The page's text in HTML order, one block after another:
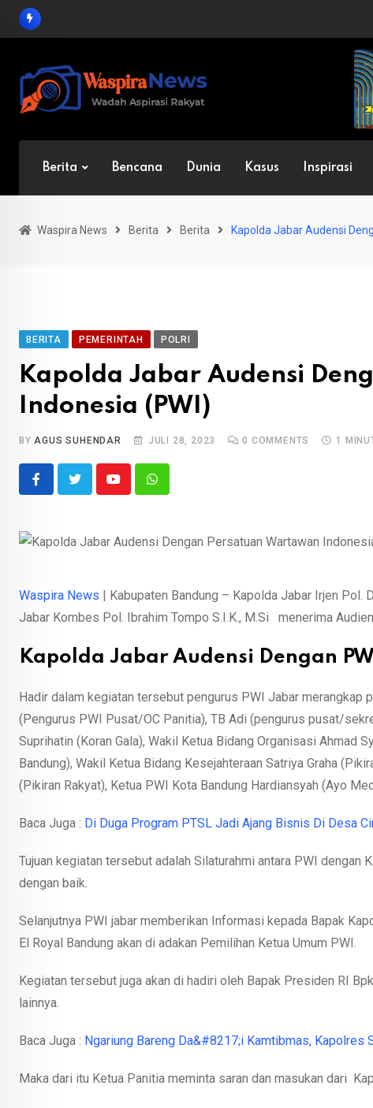
Skip
Berita Bencana Dunia Kasus Inspirasi
Waspira News Berita Berita Kapolda Jabar Audensi
BERITA PEMERINTAH POLRI
Kapolda Jabar Audensi
Indonesia (PWI)
BYAGUS SUHENDAR JULI 28, 2023 0 COMMENTS 1
YoutubeWhatsapp
Waspira News | Kabupaten Bandung – Kapolda Jabar Irjen Pol.
Jabar Kombes Pol. Ibrahim Tompo S.I.K., M.Si menerima
Kapolda Jabar Audensi Dengan
Hadir dalam kegiatan tersebut pengurus PWI Jabar
(Pengurus PWI Pusat/OC Panitia), TB Adi (pengurus pusat/
Suprihatin (Koran Gala), Wakil Ketua Bidang Organisasi Ahmad
Bandung), Wakil Ketua Bidang Kesejahteraan Satriya Graha
(Pikiran Rakyat), Ketua PWI Kota Bandung Hardiansyah (Ayo
Baca Juga : Di Duga Program PTSL Jadi Ajang Bisnis Di Desa
Tujuan kegiatan tersebut adalah Silaturahmi antara PWI
dengan baik.
Selanjutnya PWI jabar memberikan Informasi kepada Bapak
El Royal Bandung akan di adakan Pemilihan Ketua Umum PWI.
Kegiatan tersebut juga akan di hadiri oleh Bapak Presiden RI
lainnya.
Baca Juga : Ngariung Bareng Da&#8217;i Kamtibmas, Kapolres
Maka dari itu Ketua Panitia meminta saran dan masukan dari